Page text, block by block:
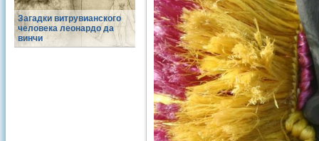
Загадки витрувианского
человека леонардо да
винчи